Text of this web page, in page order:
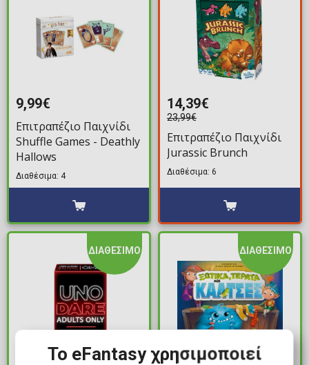
9,99€
Επιτραπέζιο Παιχνίδι
Shuffle Games - Deathly
Hallows
Διαθέσιμα: 4
14,39€
23,99€
Επιτραπέζιο Παιχνίδι
Jurassic Brunch
Διαθέσιμα: 6
ΔΙΑΘΕΣΙΜΟ ΔΙΑΘΕΣΙΜΟ
Το eFantasy χρησιμοποιεί